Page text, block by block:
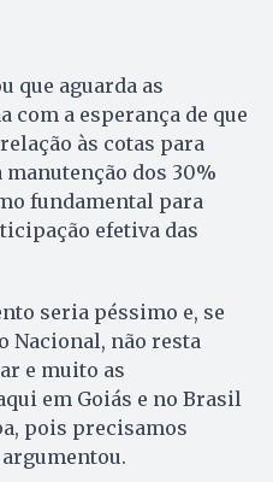
que aguarda as
a esperança de que
às cotas para
dos 30%
fundamental para
efetiva das
seria péssimo e, se
Nacional, não resta
e muito as
em Goiás e no Brasil
pois precisamos